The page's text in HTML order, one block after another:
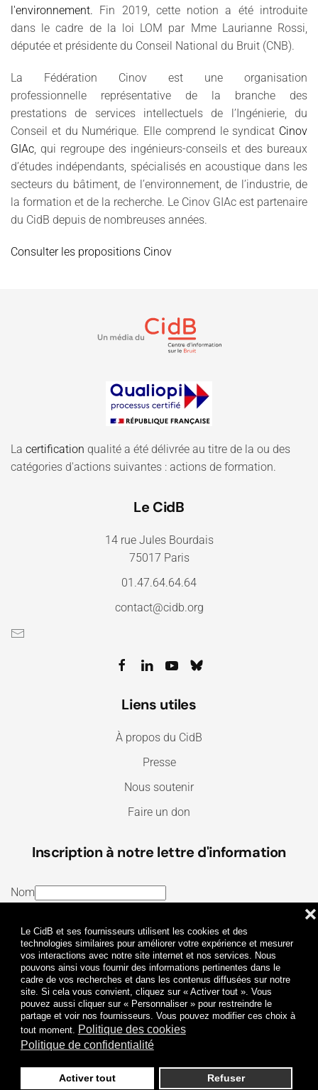
Le CidB et ses fournisseurs utilisent les cookies et des
technologies similaires pour améliorer votre expérience et mesurer
vos interactions avec notre site internet et nos services. Nous
pouvons ainsi vous fournir des informations pertinentes dans le
cadre de vos recherches et dans les contenus diffusées sur notre
site. Si cela vous convient, cliquez sur « Activer tout ». Vous
pouvez aussi cliquer sur « Personnaliser » pour restreindre le
partage et voir nos fournisseurs. Vous pouvez modifier ces choix à
tout moment. Politique des cookies
Politique de confidentialité
Activer tout Refuser
❌
l'environnement. Fin 2019, cette notion a été introduite
dans le cadre de la loi LOM par Mme Laurianne Rossi,
députée et présidente du Conseil National du Bruit (CNB).
La Fédération Cinov est une organisation
professionnelle représentative de la branche des
prestations de services intellectuels de l’Ingénierie, du
Conseil et du Numérique. Elle comprend le syndicat Cinov
GIAc, qui regroupe des ingénieurs-conseils et des bureaux
d’études indépendants, spécialisés en acoustique dans les
secteurs du bâtiment, de l’environnement, de l’industrie, de
la formation et de la recherche. Le Cinov GIAc est partenaire
du CidB depuis de nombreuses années.
Consulter les propositions Cinov
La certification qualité a été délivrée au titre de la ou des
catégories d'actions suivantes : actions de formation.
Le CidB
14 rue Jules Bourdais
75017 Paris
01.47.64.64.64
contact@cidb.org
Liens utiles
À propos du CidB
Presse
Nous soutenir
Faire un don
Inscription à notre lettre d'information
Nom
J’ai lu et j’accepte lesTermes et conditionset la
Politique de confidentialité
Je m'abonne